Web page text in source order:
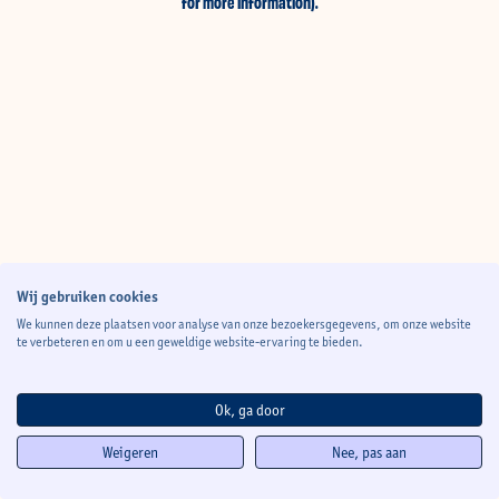
Wij gebruiken cookies
We kunnen deze plaatsen voor analyse van onze bezoekersgegevens, om onze website
te verbeteren en om u een geweldige website-ervaring te bieden.
Ok, ga door
Weigeren Nee, pas aan